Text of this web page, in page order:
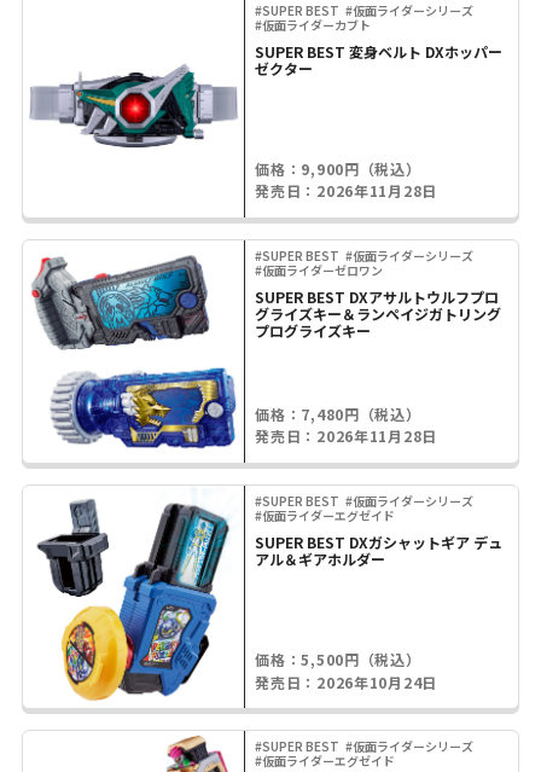
#SUPER BEST #仮面ライダーシリーズ
#仮面ライダーカブト
SUPER BEST 変身ベルト DXホッパー
ゼクター
価格：9,900円（税込）
発売日：2026年11月28日
#SUPER BEST #仮面ライダーシリーズ
#仮面ライダーゼロワン
SUPER BEST DXアサルトウルフプロ
グライズキー＆ランペイジガトリング
プログライズキー
価格：7,480円（税込）
発売日：2026年11月28日
#SUPER BEST #仮面ライダーシリーズ
#仮面ライダーエグゼイド
SUPER BEST DXガシャットギア デュ
アル＆ギアホルダー
価格：5,500円（税込）
発売日：2026年10月24日
#SUPER BEST #仮面ライダーシリーズ
#仮面ライダーエグゼイド